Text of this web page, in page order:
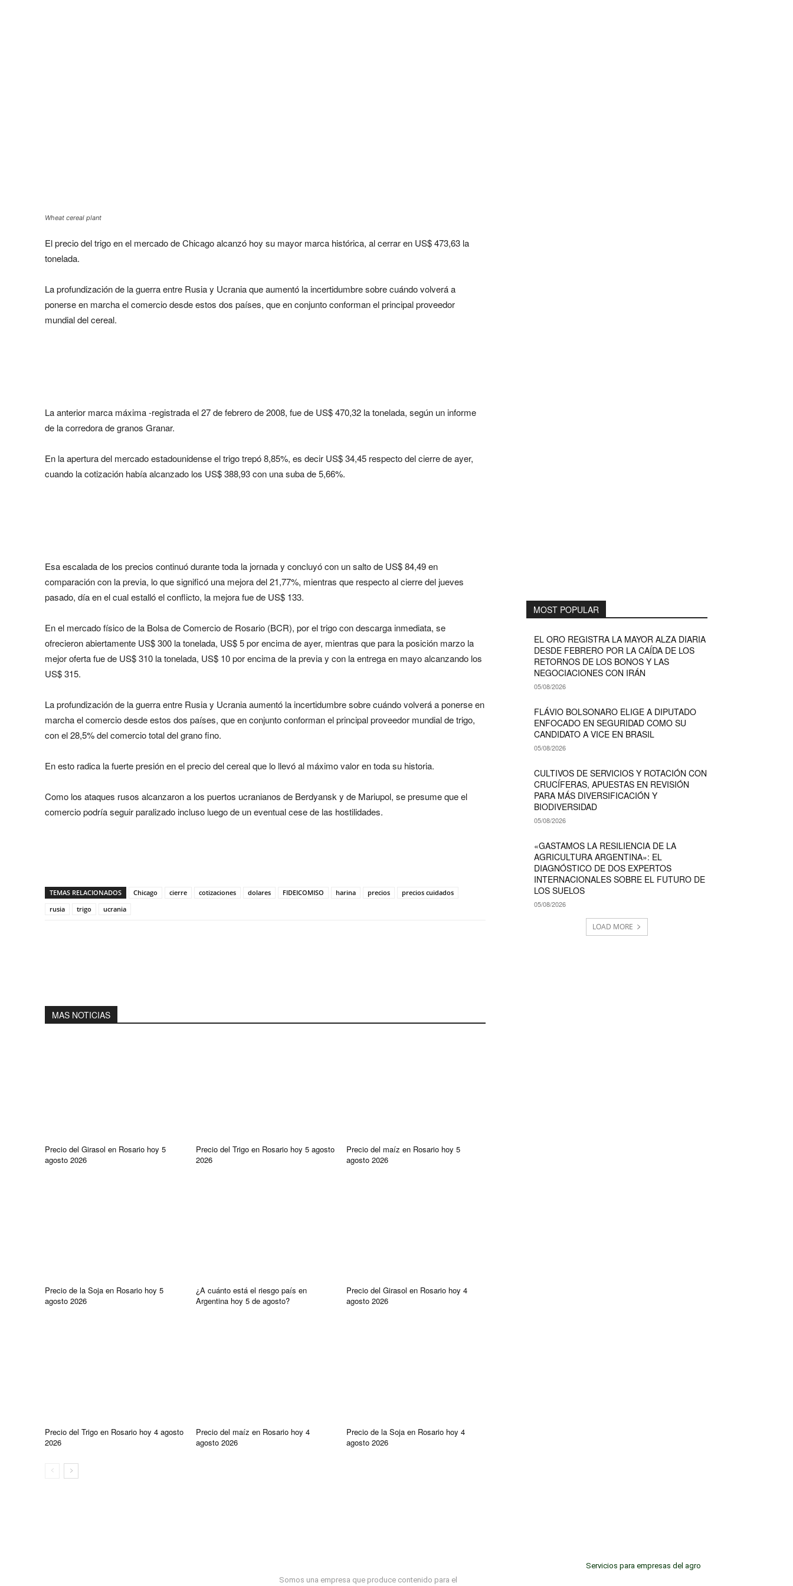
Wheat cereal plant
El precio del trigo en el mercado de Chicago alcanzó hoy su mayor marca histórica, al cerrar en US$ 473,63 la
tonelada.
La profundización de la guerra entre Rusia y Ucrania que aumentó la incertidumbre sobre cuándo volverá a
ponerse en marcha el comercio desde estos dos países, que en conjunto conforman el principal proveedor
mundial del cereal.
La anterior marca máxima -registrada el 27 de febrero de 2008, fue de US$ 470,32 la tonelada, según un informe
de la corredora de granos Granar.
En la apertura del mercado estadounidense el trigo trepó 8,85%, es decir US$ 34,45 respecto del cierre de ayer,
cuando la cotización había alcanzado los US$ 388,93 con una suba de 5,66%.
Esa escalada de los precios continuó durante toda la jornada y concluyó con un salto de US$ 84,49 en
comparación con la previa, lo que significó una mejora del 21,77%, mientras que respecto al cierre del jueves
pasado, día en el cual estalló el conflicto, la mejora fue de US$ 133.
En el mercado físico de la Bolsa de Comercio de Rosario (BCR), por el trigo con descarga inmediata, se
ofrecieron abiertamente US$ 300 la tonelada, US$ 5 por encima de ayer, mientras que para la posición marzo la
mejor oferta fue de US$ 310 la tonelada, US$ 10 por encima de la previa y con la entrega en mayo alcanzando los
US$ 315.
La profundización de la guerra entre Rusia y Ucrania aumentó la incertidumbre sobre cuándo volverá a ponerse en
marcha el comercio desde estos dos países, que en conjunto conforman el principal proveedor mundial de trigo,
con el 28,5% del comercio total del grano fino.
En esto radica la fuerte presión en el precio del cereal que lo llevó al máximo valor en toda su historia.
Como los ataques rusos alcanzaron a los puertos ucranianos de Berdyansk y de Mariupol, se presume que el
comercio podría seguir paralizado incluso luego de un eventual cese de las hostilidades.
TEMAS RELACIONADOS Chicago cierre cotizaciones dolares FIDEICOMISO harina precios
precios cuidados
rusia
trigo ucrania
MAS NOTICIAS
Precio del Girasol en Rosario hoy 5
agosto 2026
Precio del Trigo en Rosario hoy 5 agosto
2026
Precio del maíz en Rosario hoy 5
agosto 2026
Precio de la Soja en Rosario hoy 5
agosto 2026
¿A cuánto está el riesgo país en
Argentina hoy 5 de agosto?
Precio del Girasol en Rosario hoy 4
agosto 2026
Precio del Trigo en Rosario hoy 4 agosto
2026
Precio del maíz en Rosario hoy 4
agosto 2026
Precio de la Soja en Rosario hoy 4
agosto 2026
MOST POPULAR
EL ORO REGISTRA LA MAYOR ALZA DIARIA
DESDE FEBRERO POR LA CAÍDA DE LOS
RETORNOS DE LOS BONOS Y LAS
NEGOCIACIONES CON IRÁN
05/08/2026
FLÁVIO BOLSONARO ELIGE A DIPUTADO
ENFOCADO EN SEGURIDAD COMO SU
CANDIDATO A VICE EN BRASIL
05/08/2026
CULTIVOS DE SERVICIOS Y ROTACIÓN CON
CRUCÍFERAS, APUESTAS EN REVISIÓN
PARA MÁS DIVERSIFICACIÓN Y
BIODIVERSIDAD
05/08/2026
«GASTAMOS LA RESILIENCIA DE LA
AGRICULTURA ARGENTINA»: EL
DIAGNÓSTICO DE DOS EXPERTOS
INTERNACIONALES SOBRE EL FUTURO DE
LOS SUELOS
05/08/2026
LOAD MORE
Somos una empresa que produce contenido para el
Servicios para empresas del agro